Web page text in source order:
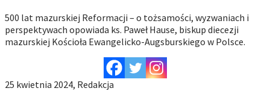
500 lat mazurskiej Reformacji – o tożsamości, wyzwaniach i
perspektywach opowiada ks. Paweł Hause, biskup diecezji
mazurskiej Kościoła Ewangelicko-Augsburskiego w Polsce.
25 kwietnia 2024, Redakcja